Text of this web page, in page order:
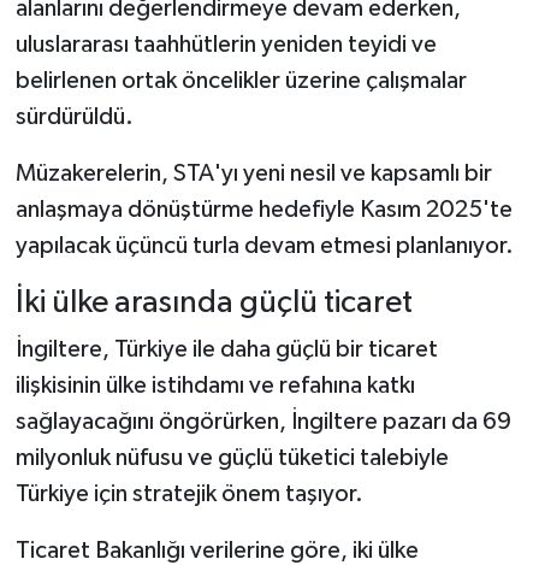
alanlarını değerlendirmeye devam ederken,
uluslararası taahhütlerin yeniden teyidi ve
belirlenen ortak öncelikler üzerine çalışmalar
sürdürüldü.
Müzakerelerin, STA'yı yeni nesil ve kapsamlı bir
anlaşmaya dönüştürme hedefiyle Kasım 2025'te
yapılacak üçüncü turla devam etmesi planlanıyor.
İki ülke arasında güçlü ticaret
İngiltere, Türkiye ile daha güçlü bir ticaret
ilişkisinin ülke istihdamı ve refahına katkı
sağlayacağını öngörürken, İngiltere pazarı da 69
milyonluk nüfusu ve güçlü tüketici talebiyle
Türkiye için stratejik önem taşıyor.
Ticaret Bakanlığı verilerine göre, iki ülke